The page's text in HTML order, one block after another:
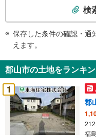
知
を
受
け
取
る
・
検
保存した条件の確認・通
えます。
郡山市の土地をランキ
1
郡
福